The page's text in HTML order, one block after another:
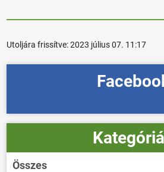
Utoljára frissítve:2023 július 07. 11:17
Összes